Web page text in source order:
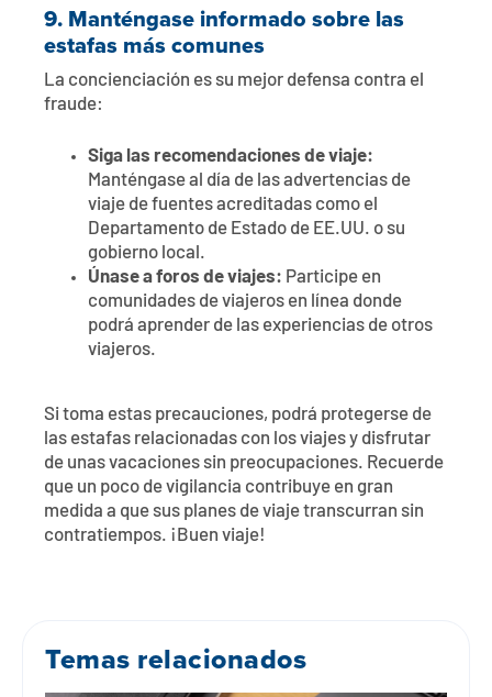
9. Manténgase informado sobre las
estafas más comunes
La concienciación es su mejor defensa contra el
fraude:
Siga las recomendaciones de viaje:
Manténgase al día de las advertencias de
viaje de fuentes acreditadas como el
Departamento de Estado de EE.UU. o su
gobierno local.
Únase a foros de viajes: Participe en
comunidades de viajeros en línea donde
podrá aprender de las experiencias de otros
viajeros.
Si toma estas precauciones, podrá protegerse de
las estafas relacionadas con los viajes y disfrutar
de unas vacaciones sin preocupaciones. Recuerde
que un poco de vigilancia contribuye en gran
medida a que sus planes de viaje transcurran sin
contratiempos. ¡Buen viaje!
Temas relacionados